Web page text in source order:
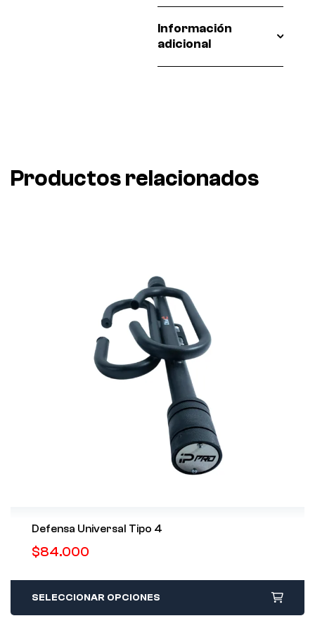
Información
adicional
Productos relacionados
Defensa Universal Tipo 4
$84.000
SELECCIONAR OPCIONES